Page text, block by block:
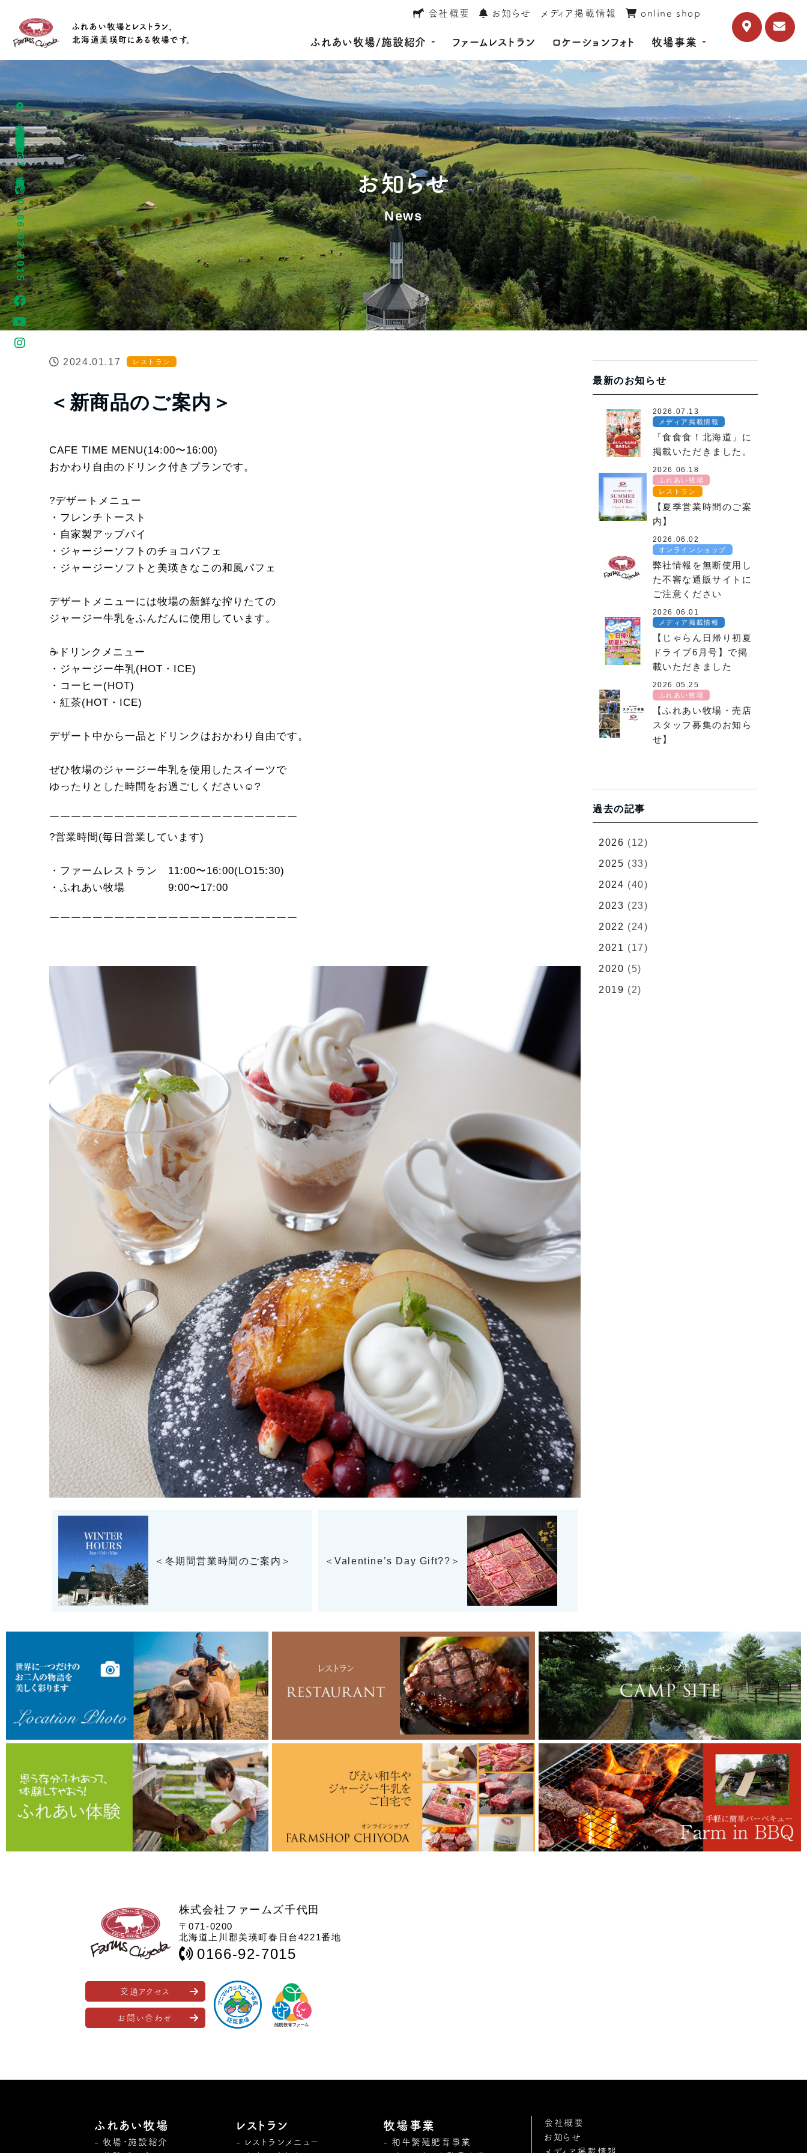
ふれあい牧場とレストラン、
北海道美瑛町にある牧場です。
会社概要 お知らせ メディア掲載情報 online shop
ふれあい牧場/施設紹介 ファームレストラン ロケーションフォト 牧場事業
北海道上川郡美瑛町春日台4221番地
0166-92-7015
お知らせ
News
2024.01.17 レストラン
＜新商品のご案内＞
CAFE TIME MENU(14:00〜16:00)
おかわり自由のドリンク付きプランです。
?デザートメニュー
・フレンチトースト
・自家製アップパイ
・ジャージーソフトのチョコパフェ
・ジャージーソフトと美瑛きなこの和風パフェ
デザートメニューには牧場の新鮮な搾りたての
ジャージー牛乳をふんだんに使用しています。
☕️ドリンクメニュー
・ジャージー牛乳(HOT・ICE)
・コーヒー(HOT)
・紅茶(HOT・ICE)
デザート中から一品とドリンクはおかわり自由です。
ぜひ牧場のジャージー牛乳を使用したスイーツで
ゆったりとした時間をお過ごしください☺️?
￣￣￣￣￣￣￣￣￣￣￣￣￣￣￣￣￣￣￣￣￣￣￣
?営業時間(毎日営業しています)
・ファームレストラン 11:00〜16:00(LO15:30)
・ふれあい牧場 9:00〜17:00
￣￣￣￣￣￣￣￣￣￣￣￣￣￣￣￣￣￣￣￣￣￣￣
＜冬期間営業時間のご案内＞ ＜Valentine’s Day Gift??＞
最新のお知らせ
2026.07.13
メディア掲載情報
「食食食！北海道」に
掲載いただきました。
2026.06.18
ふれあい牧場
レストラン
【夏季営業時間のご案
内】
2026.06.02
オンラインショップ
弊社情報を無断使用し
た不審な通販サイトに
ご注意ください
2026.06.01
メディア掲載情報
【じゃらん日帰り初夏
ドライブ6月号】で掲
載いただきました
2026.05.25
ふれあい牧場
【ふれあい牧場・売店
スタッフ募集のお知ら
せ】
過去の記事
2026 (12)
2025 (33)
2024 (40)
2023 (23)
2022 (24)
2021 (17)
2020 (5)
2019 (2)
株式会社ファームズ千代田
〒071-0200
北海道上川郡美瑛町春日台4221番地
0166-92-7015
交通アクセス
お問い合わせ
ふれあい牧場
牧場・施設紹介
レストラン
レストランメニュー
牧場事業
和牛繁殖肥育事業
会社概要
お知らせ